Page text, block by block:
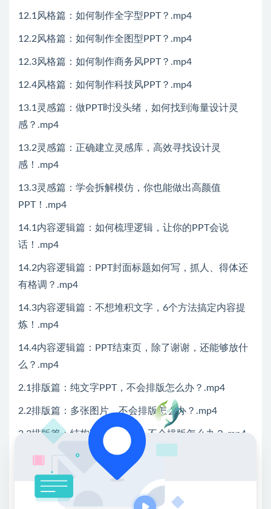
12.1风格篇：如何制作全字型PPT？.mp4
12.2风格篇：如何制作全图型PPT？.mp4
12.3风格篇：如何制作商务风PPT？.mp4
12.4风格篇：如何制作科技风PPT？.mp4
13.1灵感篇：做PPT时没头绪，如何找到海量设计灵
感？.mp4
13.2灵感篇：正确建立灵感库，高效寻找设计灵
感！.mp4
13.3灵感篇：学会拆解模仿，你也能做出高颜值
PPT！.mp4
14.1内容逻辑篇：如何梳理逻辑，让你的PPT会说
话！.mp4
14.2内容逻辑篇：PPT封面标题如何写，抓人、得体还
有格调？.mp4
14.3内容逻辑篇：不想堆积文字，6个方法搞定内容提
炼！.mp4
14.4内容逻辑篇：PPT结束页，除了谢谢，还能够放什
么？.mp4
2.1排版篇：纯文字PPT，不会排版怎么办？.mp4
2.2排版篇：多张图片，不会排版怎么办？.mp4
2.3排版篇：结构图与时间轴，不会排版怎么办？.mp4
2.4排版篇：PPT结构页，不会排版怎么办？.mp4
2.4排版篇：PPT结构页，不会排版怎么办？_tmp.mp4
3.1素材篇：高质量的PPT模板，如何下载、分类与使